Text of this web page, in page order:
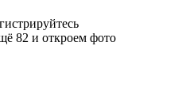
82 и откроем фото